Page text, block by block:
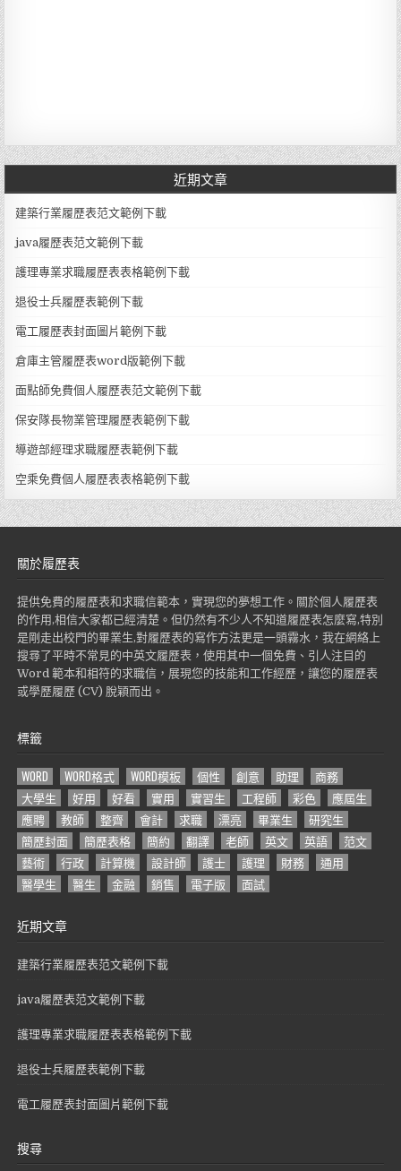
近期文章
建築行業履歷表范文範例下載
java履歷表范文範例下載
護理專業求職履歷表表格範例下載
退役士兵履歷表範例下載
電工履歷表封面圖片範例下載
倉庫主管履歷表word版範例下載
面點師免費個人履歷表范文範例下載
保安隊長物業管理履歷表範例下載
導遊部經理求職履歷表範例下載
空乘免費個人履歷表表格範例下載
關於履歷表
提供免費的履歷表和求職信範本，實現您的夢想工作。關於個人履歷表
的作用,相信大家都已經清楚。但仍然有不少人不知道履歷表怎麼寫,特別
是剛走出校門的畢業生,對履歷表的寫作方法更是一頭霧水，我在網絡上
搜尋了平時不常見的中英文履歷表，使用其中一個免費、引人注目的
Word 範本和相符的求職信，展現您的技能和工作經歷，讓您的履歷表
或學歷履歷 (CV) 脫穎而出。
標籤
WORD WORD格式 WORD模板 個性 創意 助理
商務
大學生
好用 好看 實用 實習生 工程師 彩色
應屆生
應聘
教師 整齊 會計 求職 漂亮 畢業生
研究生
簡歷封面
簡歷表格 簡約 翻譯 老師 英文 英語
范文
藝術
行政 計算機 設計師 護士 護理 財務
通用
醫學生
醫生 金融 銷售 電子版 面試
近期文章
建築行業履歷表范文範例下載
java履歷表范文範例下載
護理專業求職履歷表表格範例下載
退役士兵履歷表範例下載
電工履歷表封面圖片範例下載
搜尋